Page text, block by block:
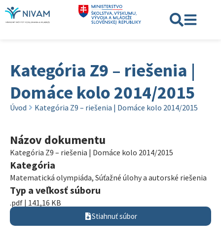
Kategória Z9 – riešenia |
Domáce kolo 2014/2015
Úvod Kategória Z9 – riešenia | Domáce kolo 2014/2015
Názov dokumentu
Kategória Z9 – riešenia | Domáce kolo 2014/2015
Kategória
Matematická olympiáda, Súťažné úlohy a autorské riešenia
Typ a veľkosť súboru
.pdf | 141,16 KB
Stiahnuť súbor